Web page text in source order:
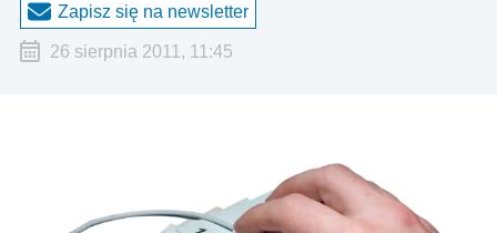
Zapisz się na newsletter
26 sierpnia 2011, 11:45